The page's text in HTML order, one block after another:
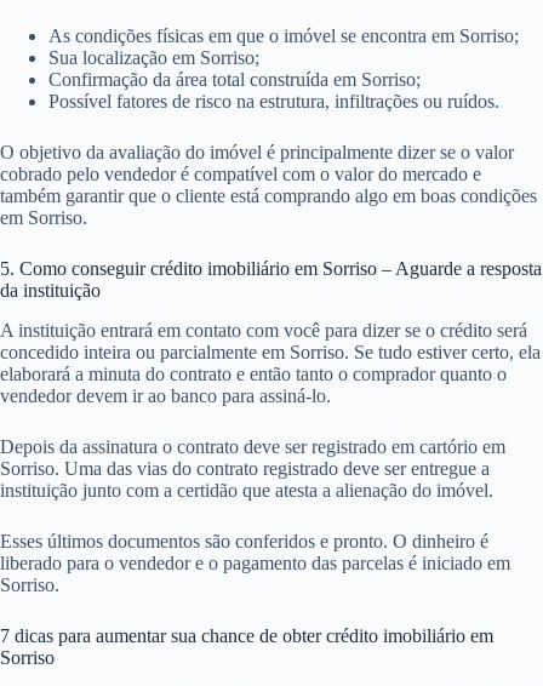
As condições físicas em que o imóvel se encontra em Sorriso;
Sua localização em Sorriso;
Confirmação da área total construída em Sorriso;
Possível fatores de risco na estrutura, infiltrações ou ruídos.
O objetivo da avaliação do imóvel é principalmente dizer se o valor
cobrado pelo vendedor é compatível com o valor do mercado e
também garantir que o cliente está comprando algo em boas condições
em Sorriso.
5. Como conseguir crédito imobiliário em Sorriso – Aguarde a resposta
da instituição
A instituição entrará em contato com você para dizer se o crédito será
concedido inteira ou parcialmente em Sorriso. Se tudo estiver certo, ela
elaborará a minuta do contrato e então tanto o comprador quanto o
vendedor devem ir ao banco para assiná-lo.
Depois da assinatura o contrato deve ser registrado em cartório em
Sorriso. Uma das vias do contrato registrado deve ser entregue a
instituição junto com a certidão que atesta a alienação do imóvel.
Esses últimos documentos são conferidos e pronto. O dinheiro é
liberado para o vendedor e o pagamento das parcelas é iniciado em
Sorriso.
7 dicas para aumentar sua chance de obter crédito imobiliário em
Sorriso